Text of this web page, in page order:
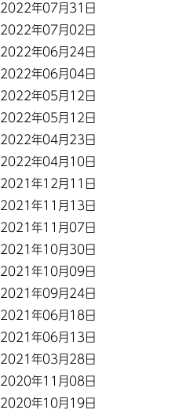
2022年07月31日
2022年07月02日
2022年06月24日
2022年06月04日
2022年05月12日
2022年05月12日
2022年04月23日
2022年04月10日
2021年12月11日
2021年11月13日
2021年11月07日
2021年10月30日
2021年10月09日
2021年09月24日
2021年06月18日
2021年06月13日
2021年03月28日
2020年11月08日
2020年10月19日